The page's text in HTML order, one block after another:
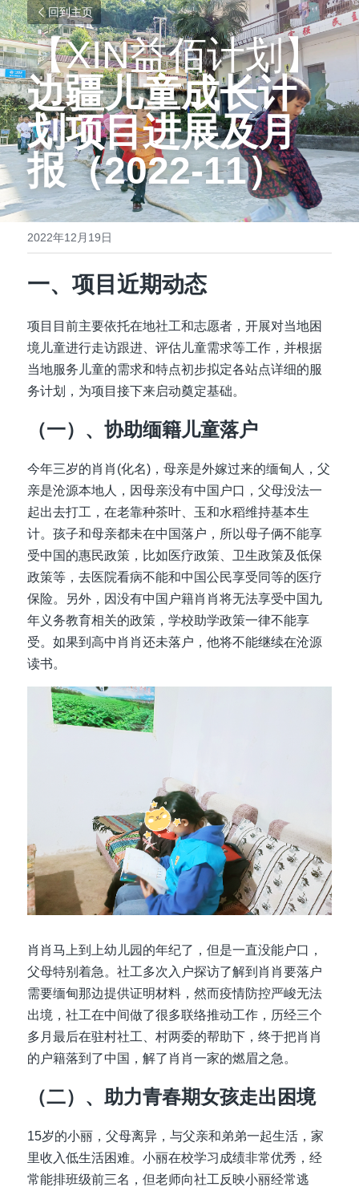
回到主页
【XIN益佰计划】
边疆儿童成长计
划项目进展及月
报（2022-11）
2022年12月19日
一、项目近期动态
项目目前主要依托在地社工和志愿者，开展对当地困
境儿童进行走访跟进、评估儿童需求等工作，并根据
当地服务儿童的需求和特点初步拟定各站点详细的服
务计划，为项目接下来启动奠定基础。
（一）、协助缅籍儿童落户
今年三岁的肖肖(化名)，母亲是外嫁过来的缅甸人，父
亲是沧源本地人，因母亲没有中国户口，父母没法一
起出去打工，在老靠种茶叶、玉和水稻维持基本生
计。孩子和母亲都未在中国落户，所以母子俩不能享
受中国的惠民政策，比如医疗政策、卫生政策及低保
政策等，去医院看病不能和中国公民享受同等的医疗
保险。另外，因没有中国户籍肖肖将无法享受中国九
年义务教育相关的政策，学校助学政策一律不能享
受。如果到高中肖肖还未落户，他将不能继续在沧源
读书。
肖肖马上到上幼儿园的年纪了，但是一直没能户口，
父母特别着急。社工多次入户探访了解到肖肖要落户
需要缅甸那边提供证明材料，然而疫情防控严峻无法
出境，社工在中间做了很多联络推动工作，历经三个
多月最后在驻村社工、村两委的帮助下，终于把肖肖
的户籍落到了中国，解了肖肖一家的燃眉之急。
（二）、助力青春期女孩走出困境
15岁的小丽，父母离异，与父亲和弟弟一起生活，家
里收入低生活困难。小丽在校学习成绩非常优秀，经
常能排班级前三名，但老师向社工反映小丽经常逃